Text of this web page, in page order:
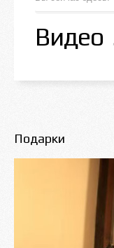
Видео
Подарки